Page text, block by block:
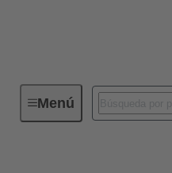
MenúNuestra responsabilidad